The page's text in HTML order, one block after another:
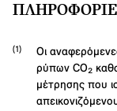
Οι
ρύπων CO₂
μέτρησης που